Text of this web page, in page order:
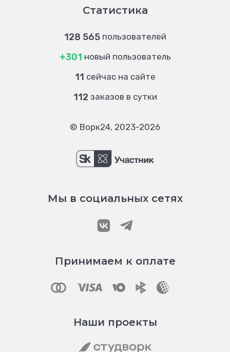
Статистика
128 565 пользователей
+301 новый пользователь
11 сейчас на сайте
112 заказов в сутки
© Ворк24, 2023-2026
Мы в социальных сетях
Принимаем к оплате
Наши проекты